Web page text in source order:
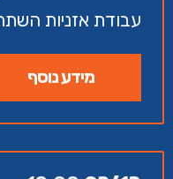
עבודת אזניות
מידע נוסף